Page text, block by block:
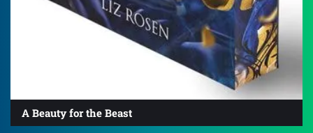
A Beauty for the Beast